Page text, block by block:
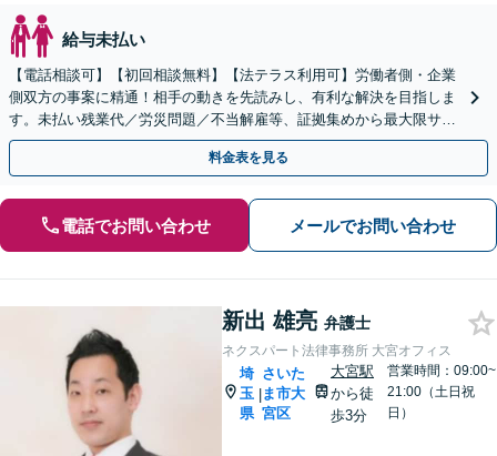
給与未払い
【電話相談可】【初回相談無料】【法テラス利用可】労働者側・企業
側双方の事案に精通！相手の動きを先読みし、有利な解決を目指しま
す。未払い残業代／労災問題／不当解雇等、証拠集めから最大限サポ
ート。企業側のご相談もお任せ【完全個室】【大宮駅3分】
料金表を見る
電話でお問い合わせ メールでお問い合わせ
新出 雄亮 弁護士
ネクスパート法律事務所 大宮オフィス
埼
玉
県
|
さいた
ま市大
宮区
大宮駅
から徒
歩3分
営業時間：09:00~
21:00（土日祝
日）